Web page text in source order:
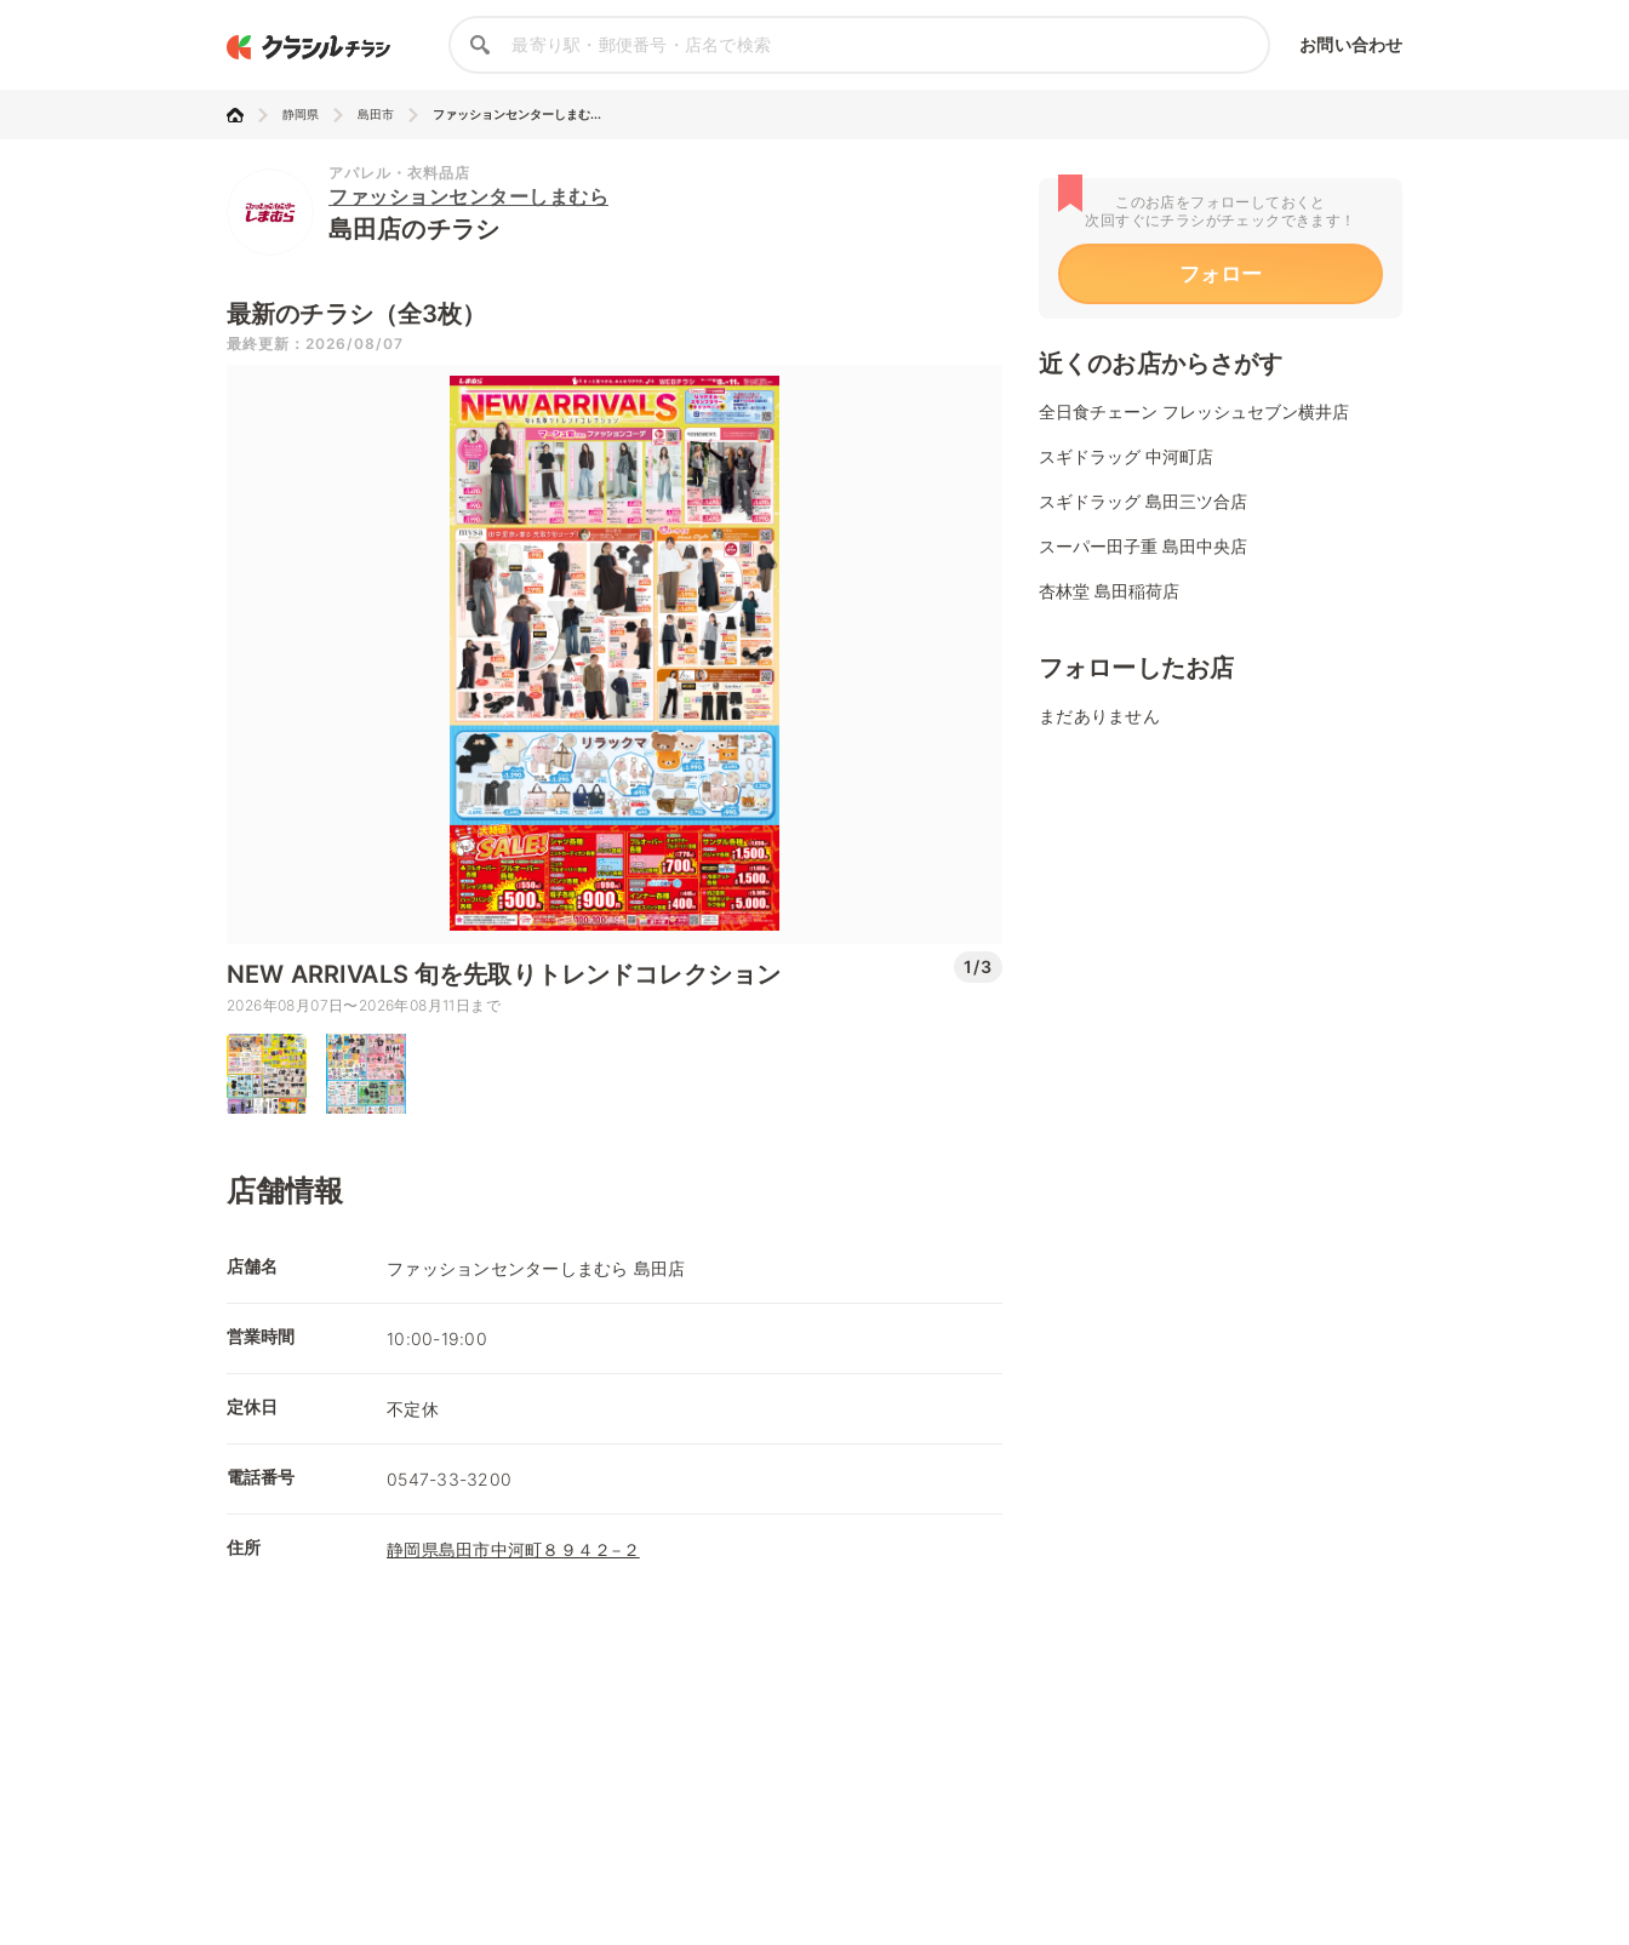
お問い合わせ
静岡県 島田市 ファッションセンターしまむ...
アパレル・衣料品店
ファッションセンターしまむら
島田店のチラシ
最新のチラシ（全3枚）
最終更新：2026/08/07
NEW ARRIVALS 旬を先取りトレンドコレクション 1/3
2026年08月07日〜2026年08月11日まで
店舗情報
店舗名 ファッションセンターしまむら 島田店
営業時間 10:00-19:00
定休日 不定休
電話番号 0547-33-3200
住所 静岡県島田市中河町８９４２−２
このお店をフォローしておくと
次回すぐにチラシがチェックできます！
フォロー
近くのお店からさがす
全日食チェーン フレッシュセブン横井店
スギドラッグ 中河町店
スギドラッグ 島田三ツ合店
スーパー田子重 島田中央店
杏林堂 島田稲荷店
フォローしたお店
まだありません